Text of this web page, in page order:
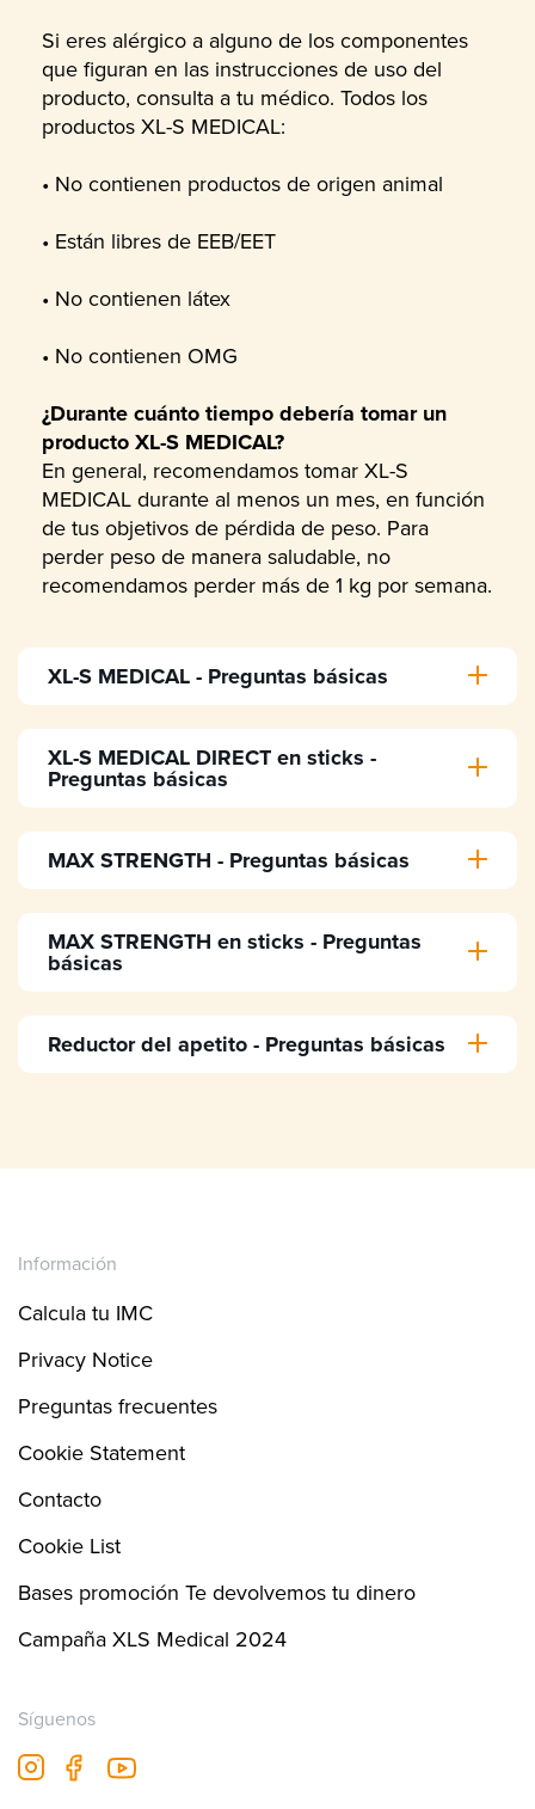
Si eres alérgico a alguno de los componentes
que figuran en las instrucciones de uso del
producto, consulta a tu médico. Todos los
productos XL-S MEDICAL:
• No contienen productos de origen animal
• Están libres de EEB/EET
• No contienen látex
• No contienen OMG
¿Durante cuánto tiempo debería tomar un
producto XL-S MEDICAL?
En general, recomendamos tomar XL-S
MEDICAL durante al menos un mes, en función
de tus objetivos de pérdida de peso. Para
perder peso de manera saludable, no
recomendamos perder más de 1 kg por semana.
XL-S MEDICAL - Preguntas básicas
XL-S MEDICAL DIRECT en sticks -
Preguntas básicas
MAX STRENGTH - Preguntas básicas
MAX STRENGTH en sticks - Preguntas
básicas
Reductor del apetito - Preguntas básicas
191
196
Información
Calcula tu IMC
Privacy Notice
Preguntas frecuentes
Cookie Statement
Contacto
Cookie List
Bases promoción Te devolvemos tu dinero
Campaña XLS Medical 2024
Síguenos